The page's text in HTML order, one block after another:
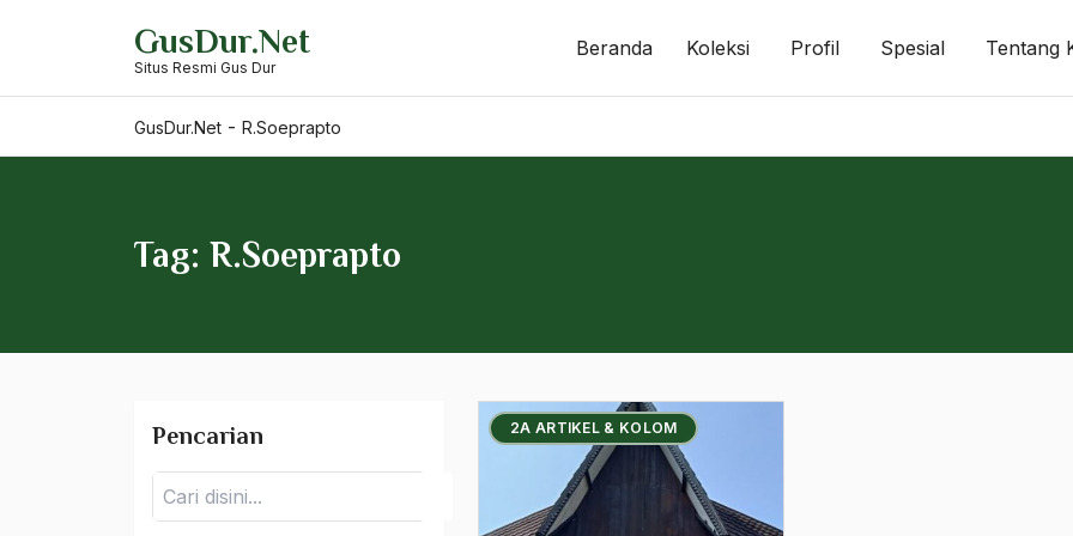
GusDur.Net
Situs Resmi Gus Dur
Beranda Koleksi Profil Spesial Tentang
GusDur.Net - R.Soeprapto
Tag: R.Soeprapto
2A ARTIKEL & KOLOM
Pencarian
Pencarian
Prof. Syarifuddin
profesionalisme
kerakyatan
Proklamasi Kemerdekaan
Proses Demokratisasi